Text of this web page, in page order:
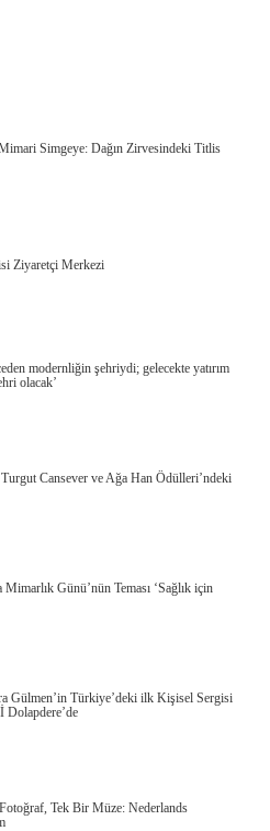
Simgeye: Dağın Zirvesindeki Titlis
Ziyaretçi Merkezi
modernliğin şehriydi; gelecekte yatırım
olacak’
Cansever ve Ağa Han Ödülleri’ndeki
Günü’nün Teması ‘Sağlık için
Gülmen’in Türkiye’deki ilk Kişisel Sergisi
Tek Bir Müze: Nederlands